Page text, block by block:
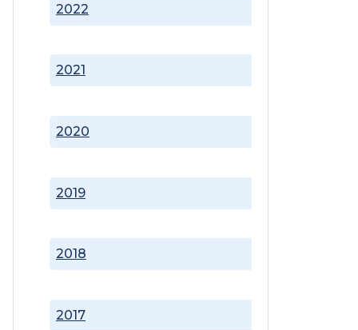
2017
2018
2019
2020
2021
2022